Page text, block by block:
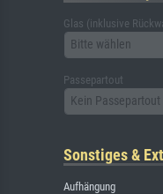
Glas (inklusive
Bitte wählen
Passepartout
Kein Passepartout
Sonstiges &
Aufhängung